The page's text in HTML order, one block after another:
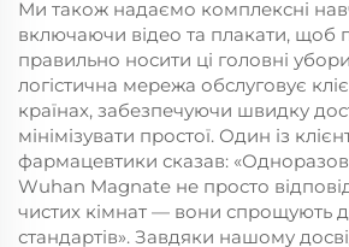
Ми також надаємо комплексні
включаючи відео та плакати, щоб
правильно носити ці головні
логістична мережа обслуговує
країнах, забезпечуючи швидку
мінімізувати простої. Один із
фармацевтики сказав:
Wuhan Magnate не просто
чистих кімнат — вони спрощують
стандартів». Завдяки нашому